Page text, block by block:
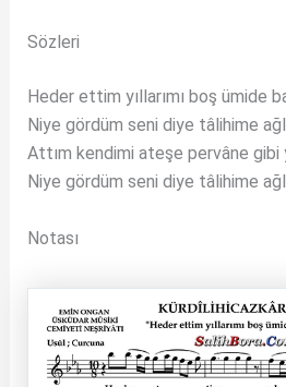
Sözleri
Heder ettim yıllarımı boş ümide
Niye gördüm seni diye tâlihime
Attım kendimi ateşe pervâne gibi
Niye gördüm seni diye tâlihime
Notası